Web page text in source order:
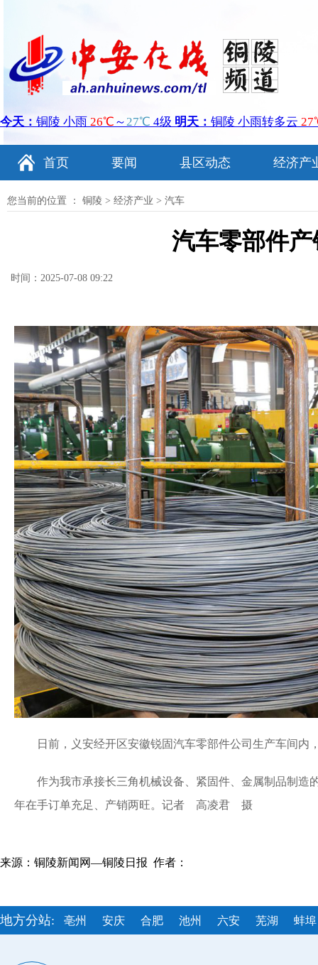
首页 要闻 县区动态 经济产
您当前的位置 ： 铜陵 > 经济产业 > 汽车
汽车零部件
时间：2025-07-08 09:22
日前，义安经开区安徽锐固汽车零部件公司生产车间内
作为我市承接长三角机械设备、紧固件、金属制品制造
年在手订单充足、产销两旺。记者 高凌君 摄
来源：铜陵新闻网—铜陵日报 作者：
地方分站: 亳州 安庆 合肥 池州 六安 芜湖 蚌埠